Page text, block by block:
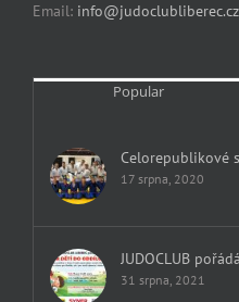
Email: info@judoclubliberec.cz
Popular
Celorepublikové
17 srpna, 2020
JUDOCLUB
31 srpna, 2021